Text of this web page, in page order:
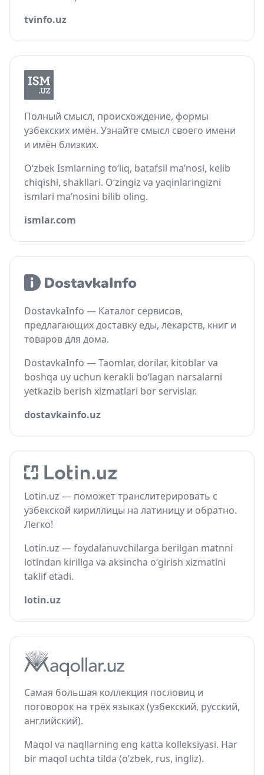
tvinfo.uz
Полный смысл, происхождение, формы
узбекских имён. Узнайте смысл своего имени
и имён близких.
O‘zbek Ismlarning to‘liq, batafsil ma’nosi, kelib
chiqishi, shakllari. O‘zingiz va yaqinlaringizni
ismlari ma’nosini bilib oling.
ismlar.com
DostavkaInfo — Каталог сервисов,
предлагающих доставку еды, лекарств, книг и
товаров для дома.
DostavkaInfo — Taomlar, dorilar, kitoblar va
boshqa uy uchun kerakli bo‘lagan narsalarni
yetkazib berish xizmatlari bor servislar.
dostavkainfo.uz
Lotin.uz — поможет транслитерировать с
узбекской кириллицы на латиницу и обратно.
Легко!
Lotin.uz — foydalanuvchilarga berilgan matnni
lotindan kirillga va aksincha o‘girish xizmatini
taklif etadi.
lotin.uz
Самая большая коллекция пословиц и
поговорок на трёх языках (узбекский, русский,
английский).
Maqol va naqllarning eng katta kolleksiyasi. Har
bir maqol uchta tilda (o‘zbek, rus, ingliz).